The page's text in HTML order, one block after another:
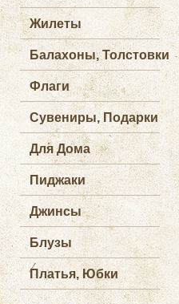
Жилеты
Балахоны, Толстовки
Флаги
Сувениры, Подарки
Для Дома
Пиджаки
Джинсы
Блузы
Платья, Юбки